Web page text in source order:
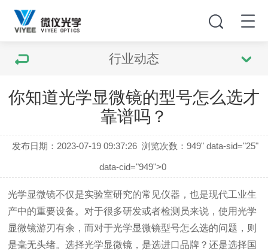
行业动态
你知道光学显微镜的型号怎么选才
靠谱吗？
发布日期：2023-07-19 09:37:26 浏览次数：949" data-sid="25"
data-cid="949">0
光学显微镜不仅是实验室研究的常见仪器，也是现代工业生
产中的重要设备。对于很多研发或者检测员来说，使用光学
显微镜游刃有余，而对于光学显微镜型号怎么选的问题，则
是毫无头绪。选择光学显微镜，是选进口品牌？还是选择国